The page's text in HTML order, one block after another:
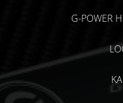
G-POWER